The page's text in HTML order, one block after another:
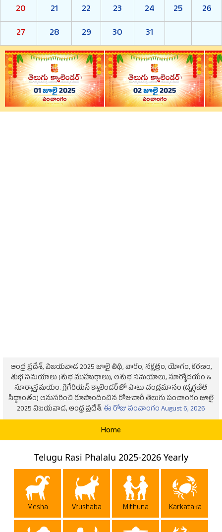
20
21 22 23 24 25
26
27
28 29 30 31
ఆంధ్ర ప్రదేశ్, విజయవాడ 2025 జూలై తిథి, వారం, నక్షత్రం, యోగం, కరణం,
శుభ సమయాలు (శుభ ముహుర్తాలు), అశుభ సమయాలు, సూర్యోదయం &
సూర్యాస్తమయం. గ్రెగేరియన్ క్యాలెండర్‌తో పాటు చంద్రమానం (దృగ్గణిత
సిద్ధాంతం) అనుసరించి రూపొందించిన రోజువారీ తెలుగు పంచాంగం జూలై
2025 విజయవాడ, ఆంధ్ర ప్రదేశ్.ఈ రోజు పంచాంగం August 6, 2026
Home
Telugu Rasi Phalalu 2025-2026 Yearly
Mesha Vrushaba Mithuna Karkataka